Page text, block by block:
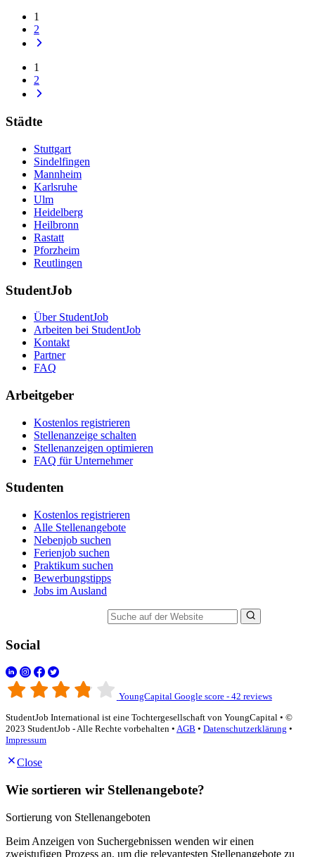
1
2
1
2
Städte
Stuttgart
Sindelfingen
Mannheim
Karlsruhe
Ulm
Heidelberg
Heilbronn
Rastatt
Pforzheim
Reutlingen
StudentJob
Über StudentJob
Arbeiten bei StudentJob
Kontakt
Partner
FAQ
Arbeitgeber
Kostenlos registrieren
Stellenanzeige schalten
Stellenanzeigen optimieren
FAQ für Unternehmer
Studenten
Kostenlos registrieren
Alle Stellenangebote
Nebenjob suchen
Ferienjob suchen
Praktikum suchen
Bewerbungstipps
Jobs im Ausland
Social
YoungCapital Google score - 42 reviews
StudentJob International ist eine Tochtergesellschaft von YoungCapital • ©
2023 StudentJob - Alle Rechte vorbehalten • AGB • Datenschutzerklärung •
Impressum
Close
Wie sortieren wir Stellenangebote?
Sortierung von Stellenangeboten
Beim Anzeigen von Suchergebnissen wenden wir einen
zweistufigen Prozess an, um die relevantesten Stellenangebote zu